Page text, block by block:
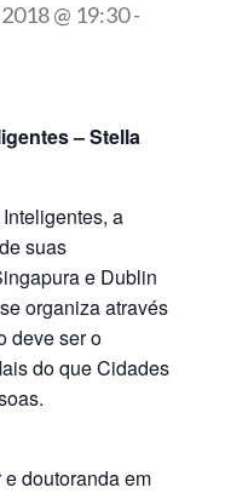
@ 19:30-
– Stella
a
suas
e Dublin
organiza através
deve ser o
do que Cidades
doutoranda em